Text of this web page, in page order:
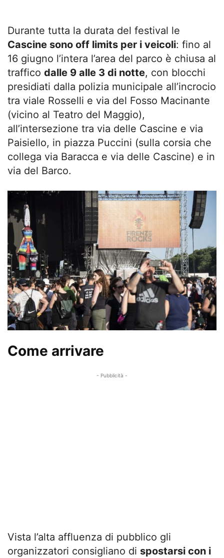
Durante tutta la durata del festival le
Cascine sono off limits per i veicoli: fino al
16 giugno l’intera l’area del parco è chiusa al
traffico dalle 9 alle 3 di notte, con blocchi
presidiati dalla polizia municipale all’incrocio
tra viale Rosselli e via del Fosso Macinante
(vicino al Teatro del Maggio),
all’intersezione tra via delle Cascine e via
Paisiello, in piazza Puccini (sulla corsia che
collega via Baracca e via delle Cascine) e in
via del Barco.
Come arrivare
- Pubblicità -
Vista l’alta affluenza di pubblico gli
organizzatori consigliano di spostarsi con i